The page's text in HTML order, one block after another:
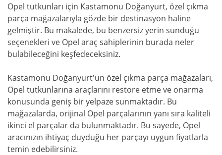
Opel tutkunları için Kastamonu Doğanyurt, özel çıkma
parça mağazalarıyla gözde bir destinasyon haline
gelmiştir. Bu makalede, bu benzersiz yerin sunduğu
seçenekleri ve Opel araç sahiplerinin burada neler
bulabileceğini keşfedeceksiniz.
Kastamonu Doğanyurt'un özel çıkma parça mağazaları,
Opel tutkunlarına araçlarını restore etme ve onarma
konusunda geniş bir yelpaze sunmaktadır. Bu
mağazalarda, orijinal Opel parçalarının yanı sıra kaliteli
ikinci el parçalar da bulunmaktadır. Bu sayede, Opel
aracınızın ihtiyaç duyduğu her parçayı uygun fiyatlarla
temin edebilirsiniz.